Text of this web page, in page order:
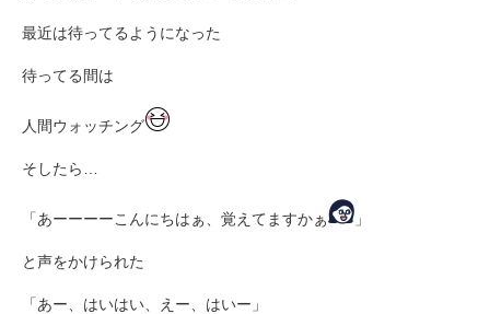
最近は待ってるようになった
待ってる間は
人間ウォッチング
そしたら…
「あーーーーこんにちはぁ、覚えてますかぁ 」
と声をかけられた
「あー、はいはい、えー、はいー」